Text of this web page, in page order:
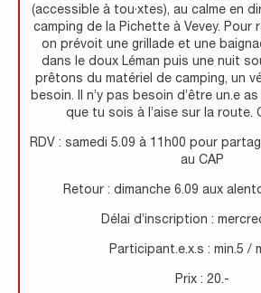
(accessible à tou·xtes), au calme en
camping de la Pichette à Vevey. Pour
on prévoit une grillade et une
dans le doux Léman puis une nuit
prêtons du matériel de camping, un
besoin. Il n’y pas besoin d’être un.e
que tu sois à l’aise sur la route.
RDV : samedi 5.09 à 11h00 pour
au CAP
Retour : dimanche 6.09 aux
Délai d’inscription :
Participant.e.x.s : min.5 /
Prix : 20.-